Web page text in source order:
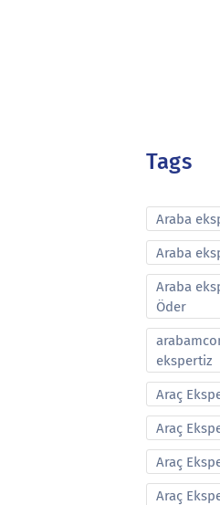
Tags
Araba
Araba
Araba
Öder
ekspertiz
Araç
Araç
Araç
Araç